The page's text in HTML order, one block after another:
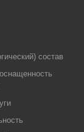
состав